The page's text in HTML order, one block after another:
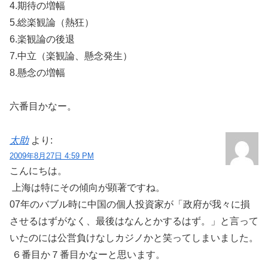
4.期待の増幅
5.総楽観論（熱狂）
6.楽観論の後退
7.中立（楽観論、懸念発生）
8.懸念の増幅
六番目かなー。
太助 より:
2009年8月27日 4:59 PM
こんにちは。
上海は特にその傾向が顕著ですね。
07年のバブル時に中国の個人投資家が「政府が我々に損
させるはずがなく、最後はなんとかするはず。」と言って
いたのには公営負けなしカジノかと笑ってしまいました。
６番目か７番目かなーと思います。